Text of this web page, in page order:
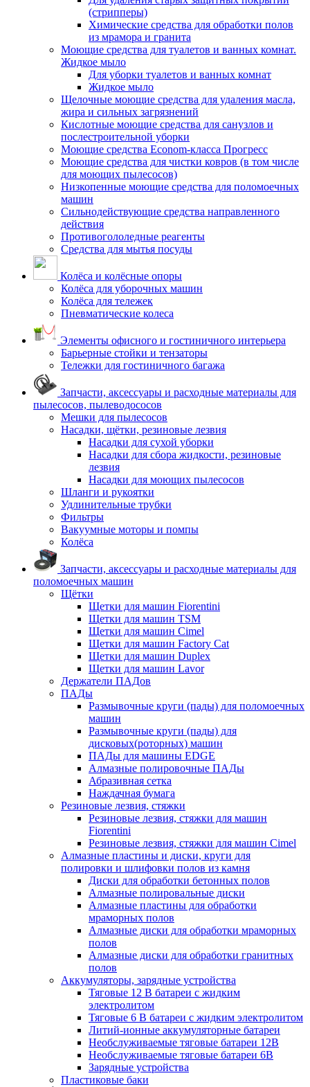
(стрипперы)
Химические средства для обработки полов
из мрамора и гранита
Моющие средства для туалетов и ванных комнат.
Жидкое мыло
Для уборки туалетов и ванных комнат
Жидкое мыло
Щелочные моющие средства для удаления масла,
жира и сильных загрязнений
Кислотные моющие средства для санузлов и
послестроительной уборки
Моющие средства Econom-класса Прогресс
Моющие средства для чистки ковров (в том числе
для моющих пылесосов)
Низкопенные моющие средства для поломоечных
машин
Сильнодействующие средства направленного
действия
Противогололедные реагенты
Средства для мытья посуды
Колёса и колёсные опоры
Колёса для уборочных машин
Колёса для тележек
Пневматические колеса
Элементы офисного и гостиничного интерьера
Барьерные стойки и тензаторы
Тележки для гостиничного багажа
Запчасти, аксессуары и расходные материалы для
пылесосов, пылеводососов
Мешки для пылесосов
Насадки, щётки, резиновые лезвия
Насадки для сухой уборки
Насадки для сбора жидкости, резиновые
лезвия
Насадки для моющих пылесосов
Шланги и рукоятки
Удлинительные трубки
Фильтры
Вакуумные моторы и помпы
Колёса
Запчасти, аксессуары и расходные материалы для
поломоечных машин
Щётки
Щетки для машин Fiorentini
Щетки для машин TSM
Щетки для машин Cimel
Щетки для машин Factory Cat
Щетки для машин Duplex
Щетки для машин Lavor
Держатели ПАДов
ПАДы
Размывочные круги (пады) для поломоечных
машин
Размывочные круги (пады) для
дисковых(роторных) машин
ПАДы для машины EDGE
Алмазные полировочные ПАДы
Абразивная сетка
Наждачная бумага
Резиновые лезвия, стяжки
Резиновые лезвия, стяжки для машин
Fiorentini
Резиновые лезвия, стяжки для машин Cimel
Алмазные пластины и диски, круги для
полировки и шлифовки полов из камня
Диски для обработки бетонных полов
Алмазные полировальные диски
Алмазные пластины для обработки
мраморных полов
Алмазные диски для обработки мраморных
полов
Алмазные диски для обработки гранитных
полов
Аккумуляторы, зарядные устройства
Тяговые 12 В батареи с жидким
электролитом
Тяговые 6 В батареи с жидким электролитом
Литий-ионные аккумуляторные батареи
Необслуживаемые тяговые батареи 12В
Необслуживаемые тяговые батареи 6В
Зарядные устройства
Пластиковые баки